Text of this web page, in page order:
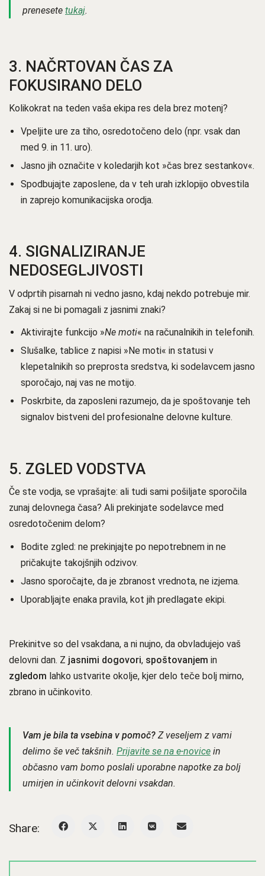
prenesete tukaj.
3. NAČRTOVAN ČAS ZA
FOKUSIRANO DELO
Kolikokrat na teden vaša ekipa res dela brez motenj?
Vpeljite ure za tiho, osredotočeno delo (npr. vsak dan
med 9. in 11. uro).
Jasno jih označite v koledarjih kot »čas brez sestankov«.
Spodbujajte zaposlene, da v teh urah izklopijo obvestila
in zaprejo komunikacijska orodja.
4. SIGNALIZIRANJE
NEDOSEGLJIVOSTI
V odprtih pisarnah ni vedno jasno, kdaj nekdo potrebuje mir.
Zakaj si ne bi pomagali z jasnimi znaki?
Aktivirajte funkcijo »Ne moti« na računalnikih in telefonih.
Slušalke, tablice z napisi »Ne moti« in statusi v
klepetalnikih so preprosta sredstva, ki sodelavcem jasno
sporočajo, naj vas ne motijo.
Poskrbite, da zaposleni razumejo, da je spoštovanje teh
signalov bistveni del profesionalne delovne kulture.
5. ZGLED VODSTVA
Če ste vodja, se vprašajte: ali tudi sami pošiljate sporočila
zunaj delovnega časa? Ali prekinjate sodelavce med
osredotočenim delom?
Bodite zgled: ne prekinjajte po nepotrebnem in ne
pričakujte takojšnjih odzivov.
Jasno sporočajte, da je zbranost vrednota, ne izjema.
Uporabljajte enaka pravila, kot jih predlagate ekipi.
Prekinitve so del vsakdana, a ni nujno, da obvladujejo vaš
delovni dan. Z jasnimi dogovori, spoštovanjem in
zgledom lahko ustvarite okolje, kjer delo teče bolj mirno,
zbrano in učinkovito.
Vam je bila ta vsebina v pomoč? Z veseljem z vami
delimo še več takšnih. Prijavite se na e-novice in
občasno vam bomo poslali uporabne napotke za bolj
umirjen in učinkovit delovni vsakdan.
Share: